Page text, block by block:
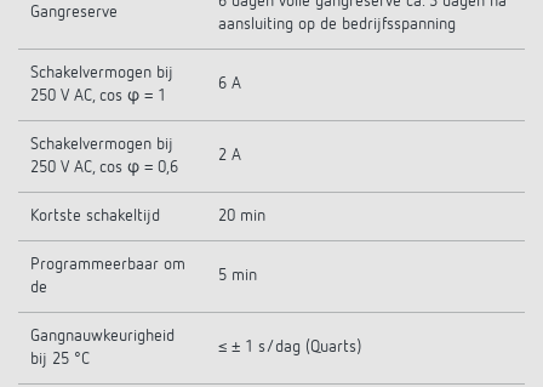
Gangreserve
aansluiting op de bedrijfsspanning
Schakelvermogen bij
250 V AC, cos φ = 1
6 A
Schakelvermogen bij
250 V AC, cos φ = 0,6
2 A
Kortste schakeltijd 20 min
Programmeerbaar om
de
5 min
Gangnauwkeurigheid
bij 25 °C
≤ ± 1 s/dag (Quarts)